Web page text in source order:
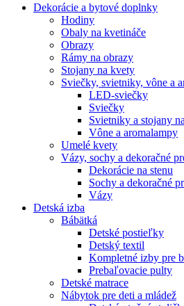
Dekorácie a bytové doplnky
Hodiny
Obaly na kvetináče
Obrazy
Rámy na obrazy
Stojany na kvety
Sviečky, svietniky, vône a
LED-sviečky
Sviečky
Svietniky a stojany
Vône a aromalampy
Umelé kvety
Vázy, sochy a dekoračné
Dekorácie na stenu
Sochy a dekoračné
Vázy
Detská izba
Bábätká
Detské postieľky
Detský textil
Kompletné izby pre
Prebaľovacie pulty
Detské matrace
Nábytok pre deti a mládež